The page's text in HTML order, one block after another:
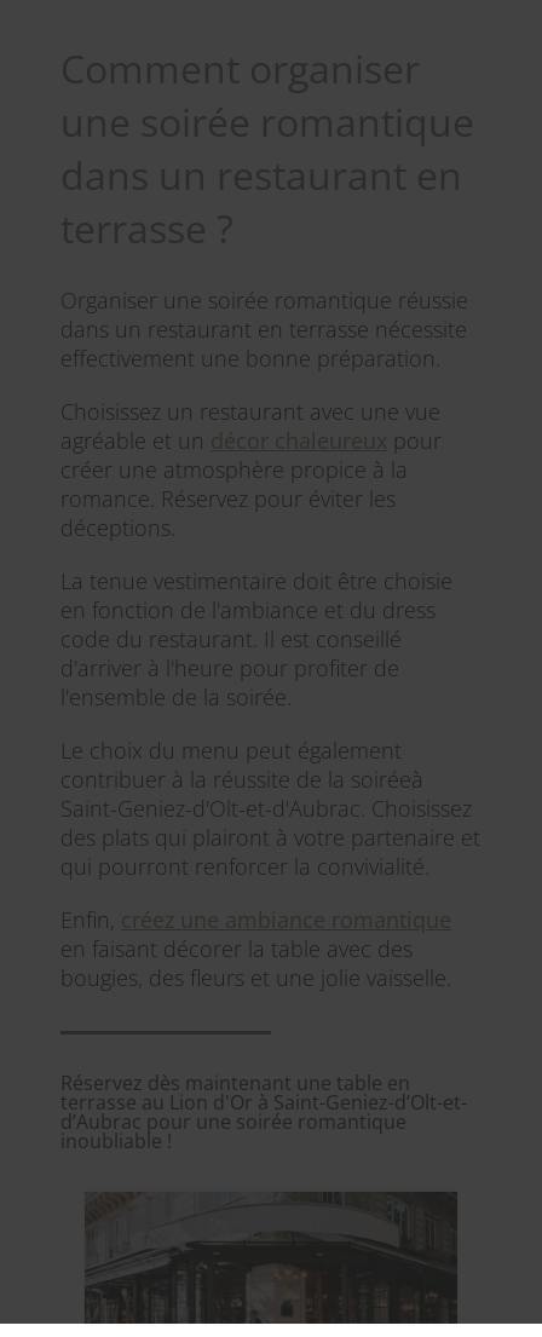
Organiser une soirée romantique réussie
dans un restaurant en terrasse nécessite
effectivement une bonne préparation.
Choisissez un restaurant avec une vue
agréable et un décor chaleureux pour
créer une atmosphère propice à la
romance. Réservez pour éviter les
déceptions.
La tenue vestimentaire doit être choisie
en fonction de l'ambiance et du dress
code du restaurant. Il est conseillé
d'arriver à l'heure pour profiter de
l'ensemble de la soirée.
Le choix du menu peut également
contribuer à la réussite de la soiréeà
Saint-Geniez-d'Olt-et-d'Aubrac. Choisissez
des plats qui plairont à votre partenaire et
qui pourront renforcer la convivialité.
Enfin, créez une ambiance romantique
en faisant décorer la table avec des
bougies, des fleurs et une jolie vaisselle.
Réservez dès maintenant une table en
terrasse au Lion d'Or à Saint-Geniez-d’Olt-et-
d’Aubrac pour une soirée romantique
inoubliable !